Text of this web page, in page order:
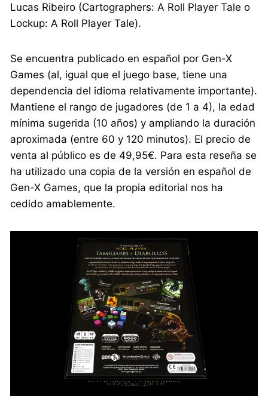
Lucas Ribeiro (Cartographers: A Roll Player Tale o
Lockup: A Roll Player Tale).
Se encuentra publicado en español por Gen-X
Games (al, igual que el juego base, tiene una
dependencia del idioma relativamente importante).
Mantiene el rango de jugadores (de 1 a 4), la edad
mínima sugerida (10 años) y ampliando la duración
aproximada (entre 60 y 120 minutos). El precio de
venta al público es de 49,95€. Para esta reseña se
ha utilizado una copia de la versión en español de
Gen-X Games, que la propia editorial nos ha
cedido amablemente.